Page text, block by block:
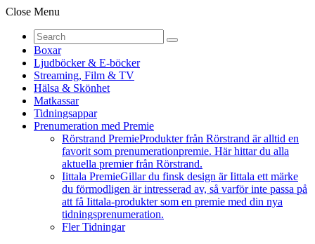
Close Menu
Boxar
Ljudböcker & E-böcker
Streaming, Film & TV
Hälsa & Skönhet
Matkassar
Tidningsappar
Prenumeration med Premie
Rörstrand PremieProdukter från Rörstrand är alltid en
favorit som prenumerationpremie. Här hittar du alla
aktuella premier från Rörstrand.
Iittala PremieGillar du finsk design är Iittala ett märke
du förmodligen är intresserad av, så varför inte passa på
att få Iittala-produkter som en premie med din nya
tidningsprenumeration.
Fler Tidningar